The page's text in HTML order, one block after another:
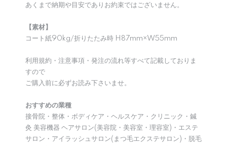
あくまで納期や目安でありお約束ではございません。
【素材】
コート紙90kg/折りたたみ時 H87mm×W55mm
利用規約・注意事項・発注の流れ等すべて記載しておりま
すので
ご購入前に必ずお読み下さいませ。
おすすめの業種
接骨院・整体・ボディケア・ヘルスケア・クリニック・鍼
灸 美容機器 ヘアサロン(美容院・美容室・理容室)・エステ
サロン・アイラッシュサロン(まつ毛エクステサロン)・脱毛